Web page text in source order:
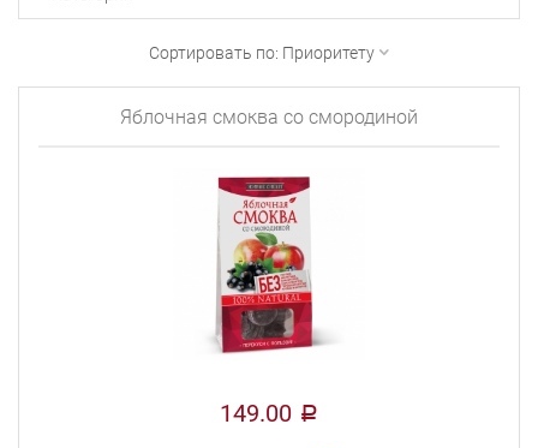
Сортировать по: Приоритету
Яблочная смоква со смородиной
149.00 a